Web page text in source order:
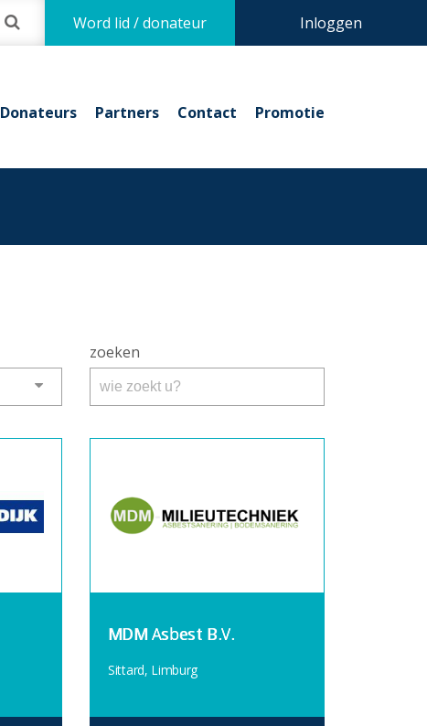
Inloggen
Word lid / donateur
Donateurs Partners Contact Promotie
zoeken
MDM Asbest B.V.
Sittard, Limburg